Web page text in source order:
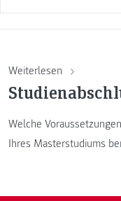
Weiterlesen
Welche
Ihres Masterstudiums